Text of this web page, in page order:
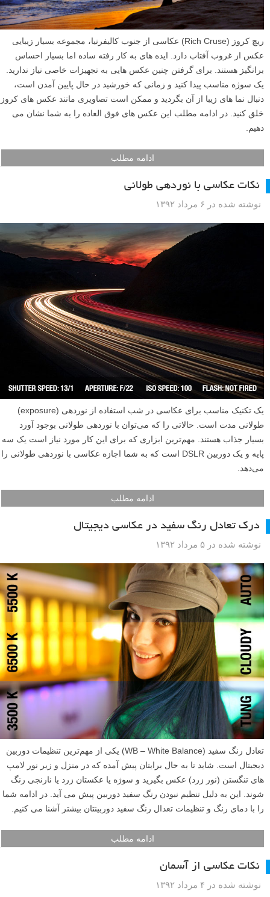
ریچ کروز (Rich Cruse) عکاسی از جنوب کالیفرنیا، مجموعه بسیار زیبایی
عکس از غروب آفتاب دارد. ایده های به کار رفته ساده اما بسیار احساس
برانگیز هستند. برای گرفتن چنین عکس هایی به تجهیزات خاصی نیاز ندارید.
یک سوژه مناسب پیدا کنید و زمانی که خورشید در حال پایین آمدن است،
دنبال نما های زیبا از آن بگردید و ممکن است تصاویری مانند عکس های کروز
خلق کنید. در ادامه مطلب این عکس های فوق العاده را به شما نشان می
دهیم.
ادامه مطلب
نکات عکاسی با نوردهی طولانی
نوشته شده در ۶ مرداد ۱۳۹۲
یک تکنیک مناسب برای عکاسی در شب استفاده از نوردهی (exposure)
طولانی مدت است. حالاتی را که می‌توان با نوردهی طولانی بوجود آورد
بسیار جذاب هستند. مهم‌ترین ابزاری که برای این کار مورد نیاز است یک سه
پایه و یک دوربین DSLR است که به شما اجازه عکاسی با نوردهی طولانی را
می‌دهد.
ادامه مطلب
درک تعادل رنگ سفید در عکاسی دیجیتال
نوشته شده در ۵ مرداد ۱۳۹۲
تعادل رنگ سفید (WB – White Balance) یکی از مهم‌ترین تنظیمات دوربین
دیجیتال است. شاید تا به حال برایتان پیش آمده که در منزل و زیر نور لامپ
های تنگستن (نور زرد) عکس بگیرید و سوژه یا عکستان زرد یا نارنجی رنگ
شوند. این به دلیل تنظیم نبودن رنگ سفید دوربین پیش می آید. در ادامه شما
را با دمای رنگ و تنظیمات تعدال رنگ سفید دوربینتان بیشتر آشنا می کنیم.
ادامه مطلب
نکات عکاسی از آسمان
نوشته شده در ۴ مرداد ۱۳۹۲